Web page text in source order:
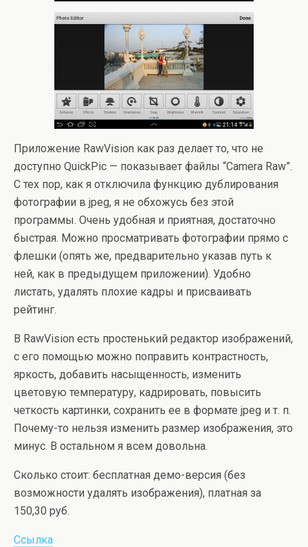
Приложение RawVision как раз делает то, что не
доступно QuickPic — показывает файлы “Camera Raw”.
С тех пор, как я отключила функцию дублирования
фотографии в jpeg, я не обхожусь без этой
программы. Очень удобная и приятная, достаточно
быстрая. Можно просматривать фотографии прямо с
флешки (опять же, предварительно указав путь к
ней, как в предыдущем приложении). Удобно
листать, удалять плохие кадры и присваивать
рейтинг.
В RawVision есть простенький редактор изображений,
с его помощью можно поправить контрастность,
яркость, добавить насыщенность, изменить
цветовую температуру, кадрировать, повысить
четкость картинки, сохранить ее в формате jpeg и т. п.
Почему-то нельзя изменить размер изображения, это
минус. В остальном я всем довольна.
Сколько стоит: бесплатная демо-версия (без
возможности удалять изображения), платная за
150,30 руб.
Ссылка